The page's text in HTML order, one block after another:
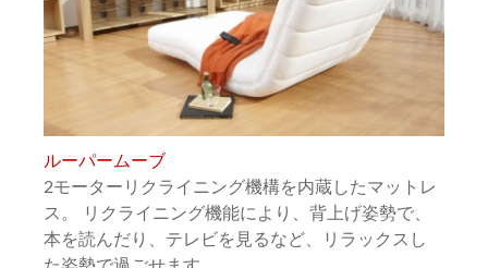
ルーパームーブ
2モーターリクライニング機構を内蔵したマットレ
ス。 リクライニング機能により、背上げ姿勢で、
本を読んだり、テレビを見るなど、リラックスし